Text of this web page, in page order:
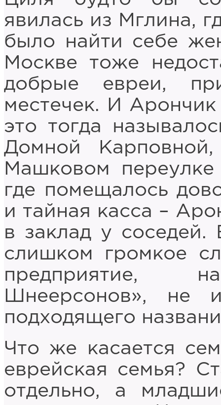
явилась из Мглина,
было найти себе
Москве тоже
добрые евреи,
местечек. И
это тогда
Домной
Машковом
где помещалось
и тайная касса –
в заклад у соседей.
слишком громкое
предприятие,
Шнеерсонов», не
подходящего
Что же касается
еврейская семья?
отдельно, а